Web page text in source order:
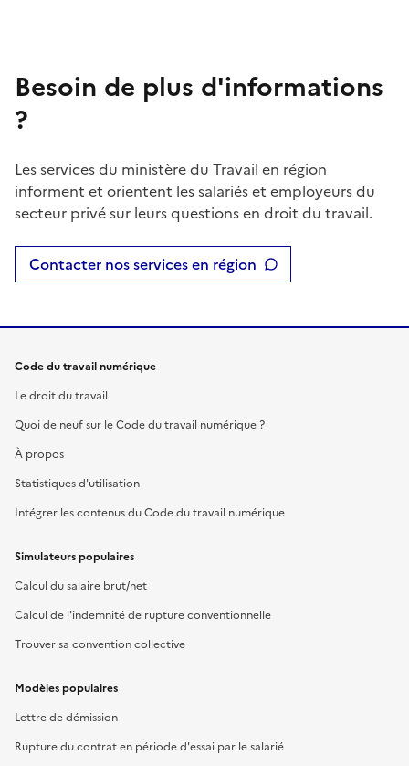
Besoin de plus d'informations
?
Les services du ministère du Travail en région
informent et orientent les salariés et employeurs du
secteur privé sur leurs questions en droit du travail.
Contacter nos services en région
Code du travail numérique
Le droit du travail
Quoi de neuf sur le Code du travail numérique ?
À propos
Statistiques d'utilisation
Intégrer les contenus du Code du travail numérique
Simulateurs populaires
Calcul du salaire brut/net
Calcul de l'indemnité de rupture conventionnelle
Trouver sa convention collective
Modèles populaires
Lettre de démission
Rupture du contrat en période d'essai par le salarié